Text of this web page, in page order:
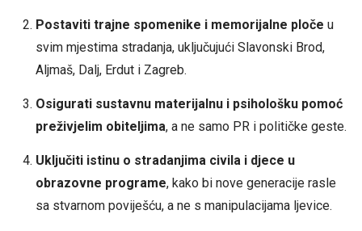
Postaviti trajne spomenike i memorijalne ploče u
svim mjestima stradanja, uključujući Slavonski Brod,
Aljmaš, Dalj, Erdut i Zagreb.
Osigurati sustavnu materijalnu i psihološku pomoć
preživjelim obiteljima, a ne samo PR i političke geste.
Uključiti istinu o stradanjima civila i djece u
obrazovne programe, kako bi nove generacije rasle
sa stvarnom poviješću, a ne s manipulacijama ljevice.